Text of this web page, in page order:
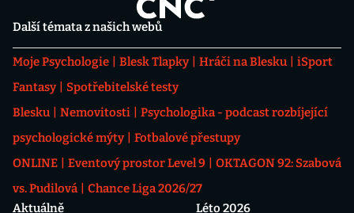
Další témata z našich webů
Moje Psychologie Blesk Tlapky Hráči na Blesku
iSport
Fantasy
Spotřebitelské testy
Blesku
Nemovitosti
Psychologika - podcast rozbíjející
psychologické mýty
Fotbalové přestupy
ONLINE
Eventový prostor Level 9
OKTAGON 92: Szabová
vs. Pudilová
Chance Liga 2026/27
Aktuálně
Léto 2026